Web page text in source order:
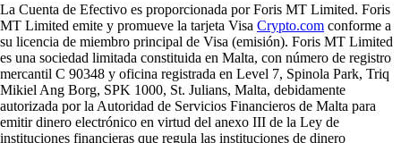
La Cuenta de Efectivo es proporcionada por Foris MT Limited. Foris
MT Limited emite y promueve la tarjeta Visa Crypto.com conforme a
su licencia de miembro principal de Visa (emisión). Foris MT Limited
es una sociedad limitada constituida en Malta, con número de registro
mercantil C 90348 y oficina registrada en Level 7, Spinola Park, Triq
Mikiel Ang Borg, SPK 1000, St. Julians, Malta, debidamente
autorizada por la Autoridad de Servicios Financieros de Malta para
emitir dinero electrónico en virtud del anexo III de la Ley de
instituciones financieras que regula las instituciones de dinero